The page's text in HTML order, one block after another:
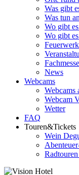
Was gibt
Was tun
Wo gibt
Wo gibt
News
Webcams
Webcams
Webcam
Wetter
FAQ
Touren&Tickets
Wein